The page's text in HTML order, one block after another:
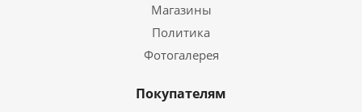
Магазины
Политика
Фотогалерея
Покупателям